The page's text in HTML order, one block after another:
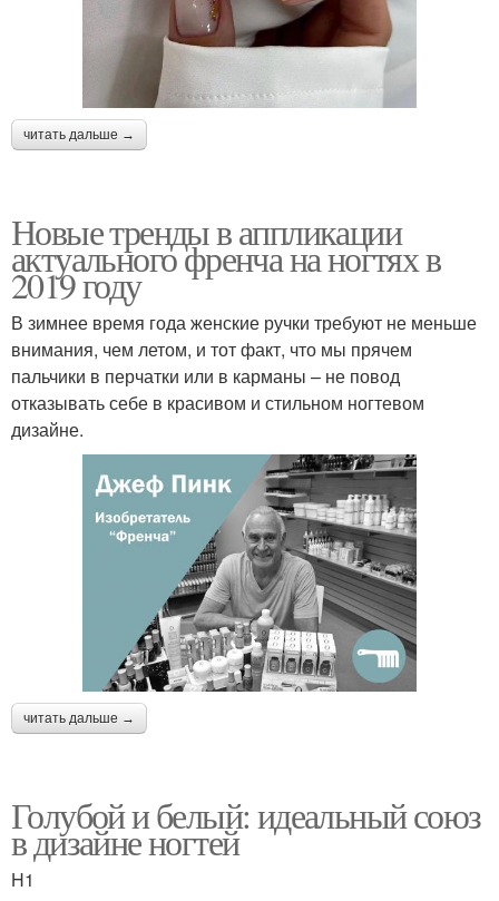
читать дальше →
Новые тренды в аппликации
актуального френча на ногтях в
2019 году
В зимнее время года женские ручки требуют не меньше
внимания, чем летом, и тот факт, что мы прячем
пальчики в перчатки или в карманы – не повод
отказывать себе в красивом и стильном ногтевом
дизайне.
читать дальше →
Голубой и белый: идеальный союз
в дизайне ногтей
H1